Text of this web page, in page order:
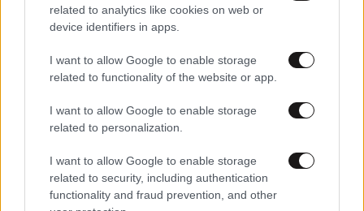
related to analytics like cookies on web or
device identifiers in apps.
I want to allow Google to enable storage
related to functionality of the website or app.
I want to allow Google to enable storage
related to personalization.
I want to allow Google to enable storage
related to security, including authentication
functionality and fraud prevention, and other